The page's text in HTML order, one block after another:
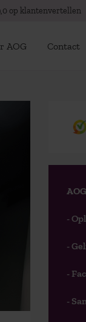
op klantenvertellen
AOG Contact
-
-
-
-